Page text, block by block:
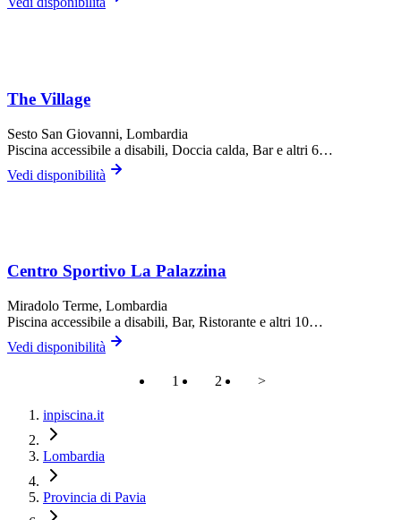
The Village
Sesto San Giovanni, Lombardia
Piscina accessibile a disabili, Doccia calda, Bare altri 6…
Vedi disponibilità
Centro Sportivo La Palazzina
Miradolo Terme, Lombardia
Piscina accessibile a disabili, Bar, Ristorante e altri 10…
Vedi disponibilità
1 2 >
inpiscina.it
Lombardia
Provincia di Pavia